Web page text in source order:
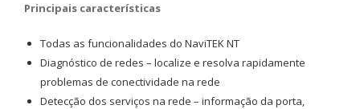
Principais características
Todas as funcionalidades do NaviTEK NT
Diagnóstico de redes – localize e resolva rapidamente
problemas de conectividade na rede
Detecção dos serviços na rede – informação da porta,